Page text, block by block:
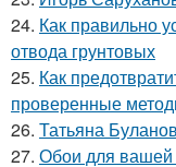
24. Как правильно
отвода грунтовых
25. Как
проверенные
26. Татьяна
27. Обои для вашей